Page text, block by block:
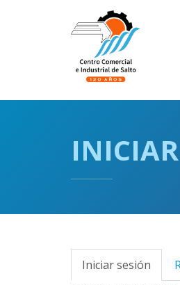
principal
Solapas
Iniciar sesión